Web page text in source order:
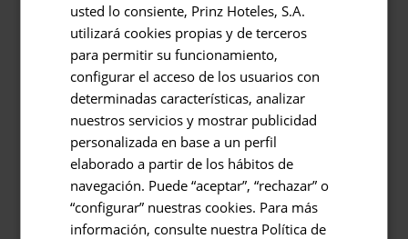
Hotel o Destino
Prinsotel La Pineda
Entrada / Salida
06.08.2026 - 07.08.2026
Ocupación
2 personas
Código Promocional
Pista volleyball
Para los amantes del deporte, Prinsotel La Pineda
ofrece una pista de Volleyball de arena. Podrás
disfrutar de partidas emocionantes como si
estuvieras en la playa junto a amigos o familia.
Tan solo tendrás que preocuparte de disfrutar.
¡Todo listo para que empiece el partido!
usted lo consiente, Prinz Hoteles, S.A.
utilizará cookies propias y de terceros
para permitir su funcionamiento,
configurar el acceso de los usuarios con
determinadas características, analizar
nuestros servicios y mostrar publicidad
personalizada en base a un perfil
elaborado a partir de los hábitos de
navegación. Puede “aceptar”, “rechazar” o
“configurar” nuestras cookies. Para más
información, consulte nuestra Política de